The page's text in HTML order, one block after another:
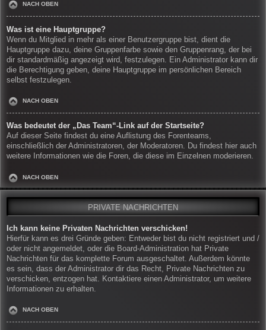
NACH OBEN
Was ist eine Hauptgruppe?
Wenn du Mitglied in mehr als einer Benutzergruppe bist, dient die
Hauptgruppe dazu, deine Gruppenfarbe sowie den Gruppenrang, der bei
dir standardmäßig angezeigt wird, festzulegen. Ein Administrator kann dir
die Berechtigung geben, deine Hauptgruppe im persönlichen Bereich
selbst festzulegen.
NACH OBEN
Was bedeutet der „Das Team“-Link auf der Startseite?
Auf dieser Seite findest du eine Auflistung des Forenteams,
einschließlich der Administratoren, der Moderatoren. Du findest hier auch
weitere Informationen wie die Foren, die diese im Einzelnen moderieren.
NACH OBEN
PRIVATE NACHRICHTEN
Ich kann keine Privaten Nachrichten verschicken!
Hierfür kann es drei Gründe geben: Entweder bist du nicht registriert und /
oder nicht angemeldet, oder die Board-Administration hat Private
Nachrichten für das komplette Forum ausgeschaltet. Außerdem könnte
es sein, dass der Administrator dir das Recht, Private Nachrichten zu
verschicken, entzogen hat. Kontaktiere einen Administrator, um weitere
Informationen zu erhalten.
NACH OBEN